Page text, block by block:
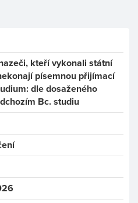
kteří vykonali státní
písemnou přijímací
dle dosaženého
Bc. studiu